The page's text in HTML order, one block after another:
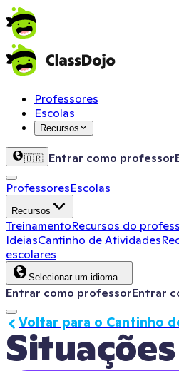
Professores
Escolas
Recursos
🇧🇷 Entrar como professor
ProfessoresEscolas
Recursos
TreinamentoRecursos do
IdeiasCantinho de Atividades
escolares
Selecionar um idioma…
Entrar como professorEntrar
Voltar para o Cantinho